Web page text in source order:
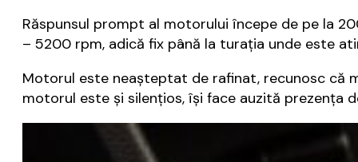
Răspunsul prompt al motorului începe de pe la
– 5200 rpm, adică fix până la turația unde este
Motorul este neașteptat de rafinat, recunosc că
motorul este și silențios, își face auzită prezența